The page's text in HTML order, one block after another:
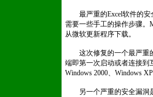
最严重的Excel软件的安
需要一些手工的操作步骤。
从微软更新程序下载。
这次修复的一个最严重的
端即第一次启动或者连接到
Windows 2000、Windows
另一个严重的安全漏洞是